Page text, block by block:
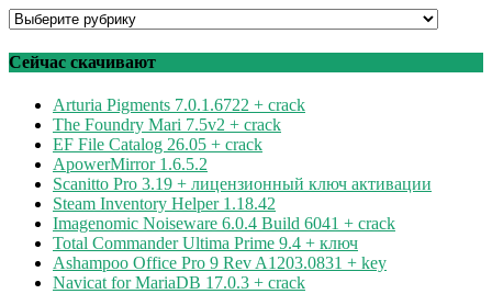
Программы
рубрикам
Сейчас скачивают
Arturia Pigments 7.0.1.6722 + crack
The Foundry Mari 7.5v2 + crack
EF File Catalog 26.05 + crack
ApowerMirror 1.6.5.2
Scanitto Pro 3.19 + лицензионный ключ активации
Steam Inventory Helper 1.18.42
Imagenomic Noiseware 6.0.4 Build 6041 + crack
Total Commander Ultima Prime 9.4 + ключ
Ashampoo Office Pro 9 Rev A1203.0831 + key
Navicat for MariaDB 17.0.3 + crack